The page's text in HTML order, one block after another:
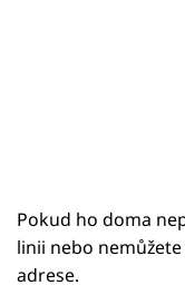
Pokud ho doma
linii nebo
adrese.